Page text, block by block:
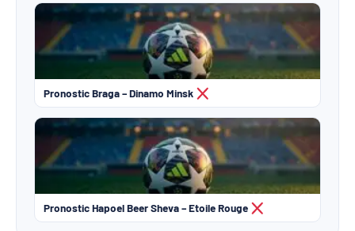
Pronostic Braga – Dinamo Minsk
Pronostic Hapoel Beer Sheva – Etoile Rouge